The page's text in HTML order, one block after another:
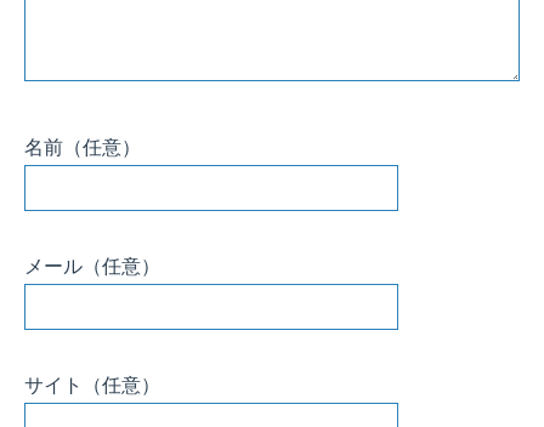
名前 （任意）
メール （任意）
サイト （任意）